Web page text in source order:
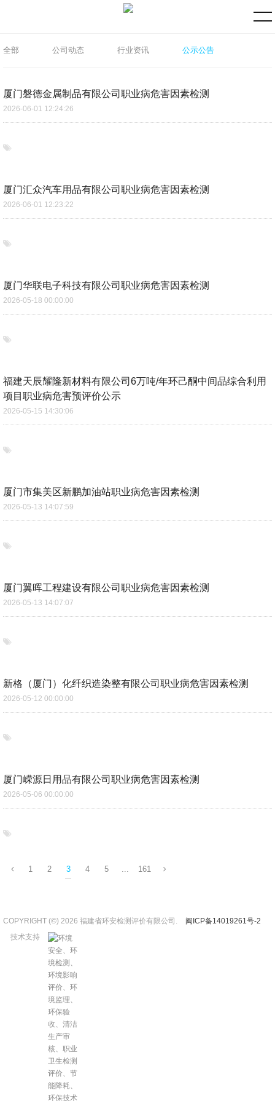
全部 公司动态 行业资讯 公示公告
厦门磐德金属制品有限公司职业病危害因素检测
2026-06-01 12:24:26
厦门汇众汽车用品有限公司职业病危害因素检测
2026-06-01 12:23:22
厦门华联电子科技有限公司职业病危害因素检测
2026-05-18 00:00:00
福建天辰耀隆新材料有限公司6万吨/年环己酮中间品综合利用
项目职业病危害预评价公示
2026-05-15 14:30:06
厦门市集美区新鹏加油站职业病危害因素检测
2026-05-13 14:07:59
厦门翼晖工程建设有限公司职业病危害因素检测
2026-05-13 14:07:07
新格（厦门）化纤织造染整有限公司职业病危害因素检测
2026-05-12 00:00:00
厦门嵘源日用品有限公司职业病危害因素检测
2026-05-06 00:00:00
1 2 3 4 5 ... 161
COPYRIGHT (©) 2026 福建省环安检测评价有限公司.
闽ICP备14019261号-2
技术支持